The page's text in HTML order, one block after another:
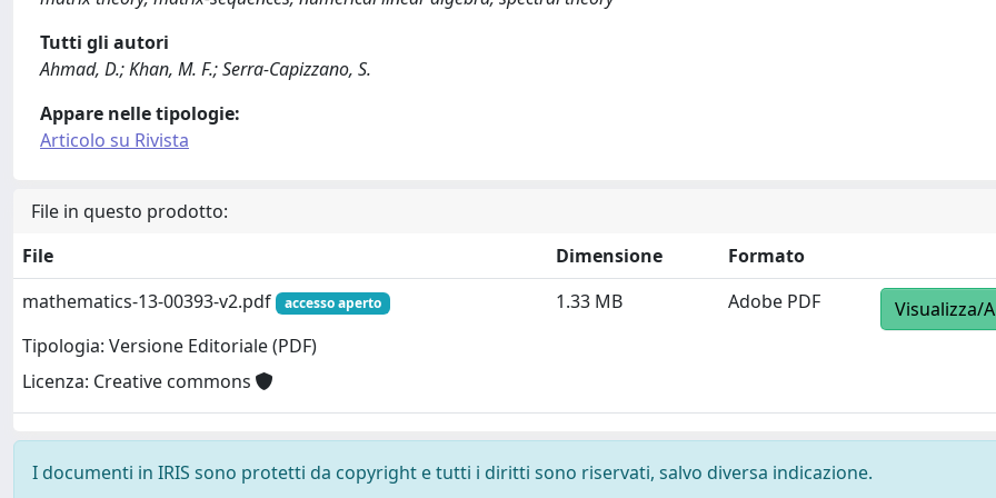
Tutti gli autori
Ahmad, D.; Khan, M. F.; Serra-Capizzano, S.
Appare nelle tipologie:
Articolo su Rivista
File in questo prodotto:
File
Dimensione
Formato
mathematics-13-00393-v2.pdf
accesso aperto
Tipologia: Versione Editoriale (PDF)
Licenza: Creative commons
1.33 MB Adobe PDF Visualizza/
I documenti in IRIS sono protetti da copyright e tutti i diritti sono riservati, salvo diversa indicazione.